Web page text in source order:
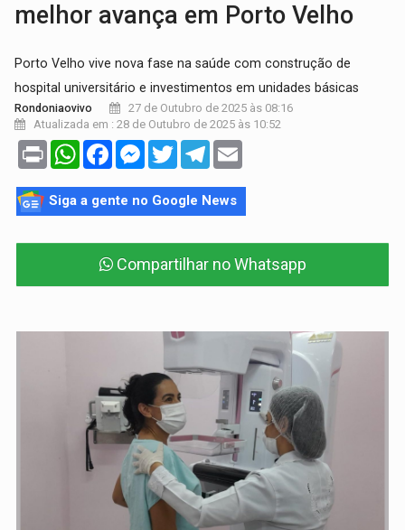
melhor avança em Porto Velho
Porto Velho vive nova fase na saúde com construção de
hospital universitário e investimentos em unidades básicas
Rondoniaovivo
27 de Outubro de 2025 às 08:16
Atualizada em : 28 de Outubro de 2025 às 10:52
Print WhatsAppFacebookMessenger
TwitterTelegram
Siga a gente no Google News
Compartilhar no Whatsapp